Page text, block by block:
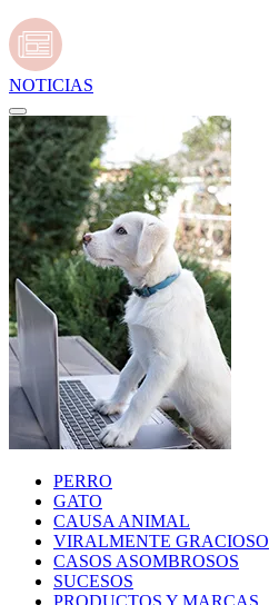
NOTICIAS
PERRO
GATO
CAUSA ANIMAL
VIRALMENTE GRACIOSO
CASOS ASOMBROSOS
SUCESOS
PRODUCTOS Y MARCAS